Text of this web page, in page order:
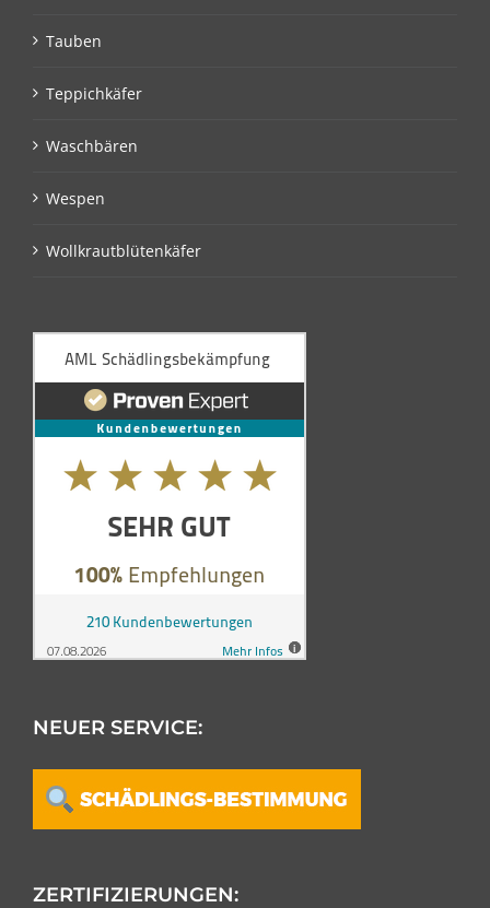
Tauben
Teppichkäfer
Waschbären
Wespen
Wollkrautblütenkäfer
NEUER SERVICE:
ZERTIFIZIERUNGEN: